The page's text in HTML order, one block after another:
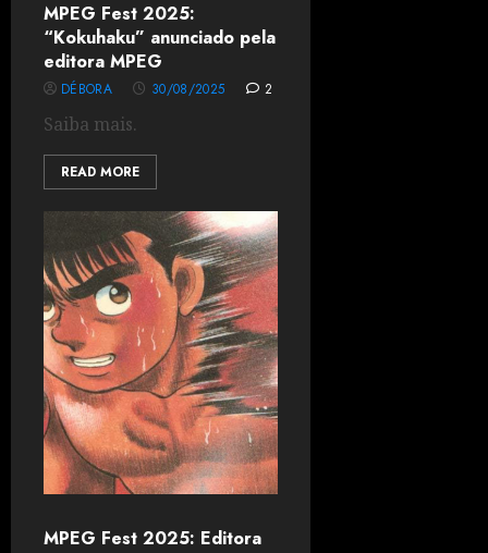
MPEG Fest 2025:
“Kokuhaku” anunciado pela
editora MPEG
DÉBORA 30/08/2025 2
Saiba mais.
READ MORE
MPEG Fest 2025: Editora